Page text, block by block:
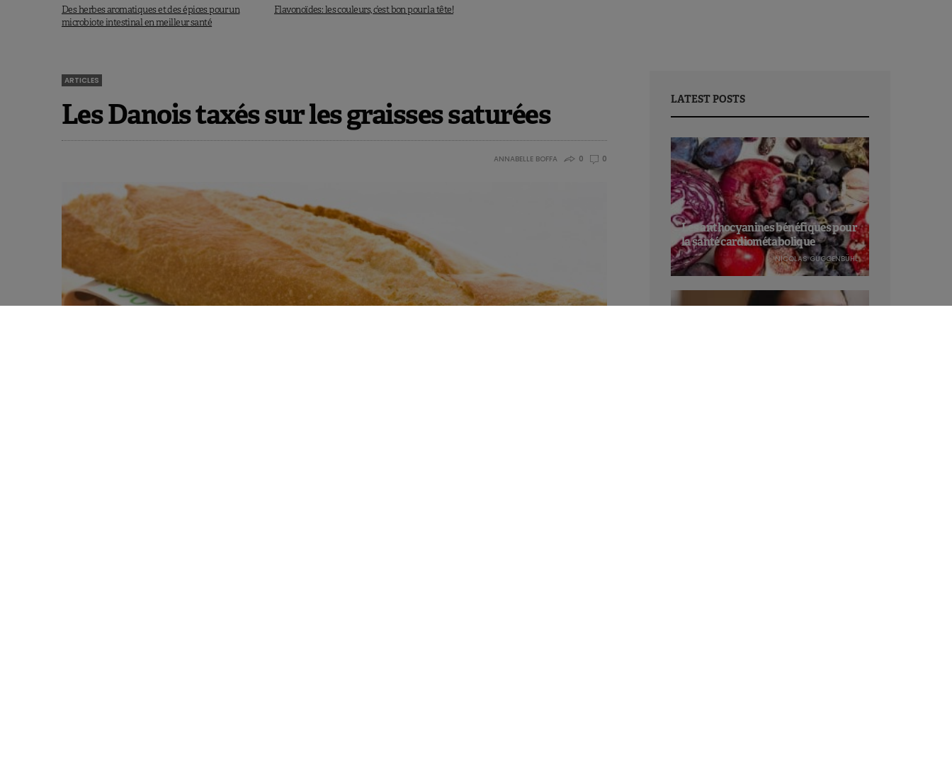
Des herbes aromatiques et des épices pour un
microbiote intestinal en meilleur santé
Flavonoïdes: les couleurs, c’est bon pour la tête!
ARTICLES
Les Danois taxés sur les graisses saturées
ANNABELLE BOFFA 0 0
LATEST POSTS
Les anthocyanines bénéfiques pour
la santé cardiométabolique
NICOLAS GUGGENBÜHL